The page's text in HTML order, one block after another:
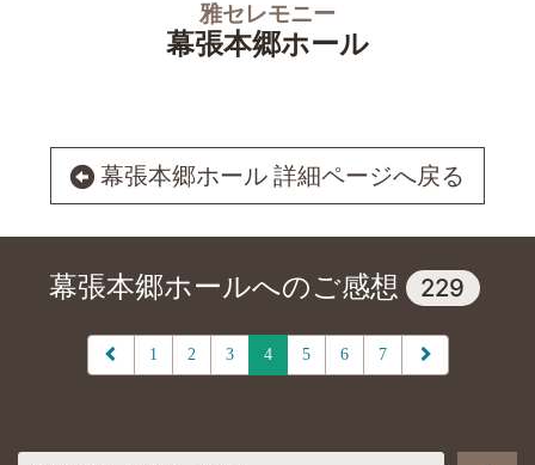
雅セレモニー
幕張本郷ホール
幕張本郷ホール 詳細ページへ戻る
幕張本郷ホールへのご感想 229
1 2 3 4 5 6 7